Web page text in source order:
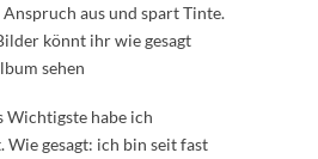
aus und spart Tinte.
könnt ihr wie gesagt
sehen
Wichtigste habe ich
Wie gesagt: ich bin seit fast